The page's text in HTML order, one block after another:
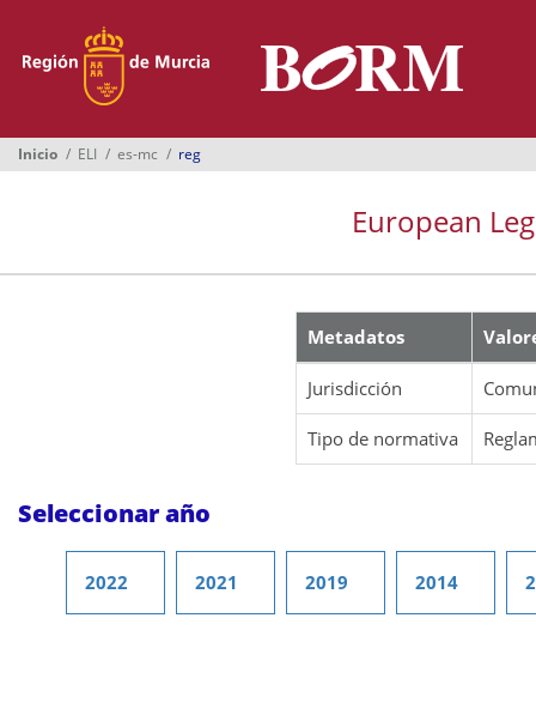
Boletines
Ayuntamientos
Inicio ELI es-mc reg
European
Metadatos
Jurisdicción
Tipo de normativa
Seleccionar año
2022 2021 2019 2014